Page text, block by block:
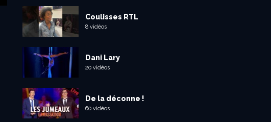
Coulisses RTL
8 vidéos
Dani Lary
20 vidéos
De la déconne !
60 vidéos